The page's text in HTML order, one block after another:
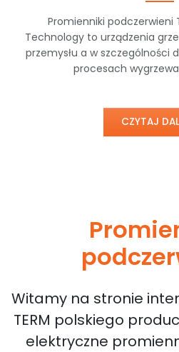
Promienniki podczerwieni
Technology to urządzenia
przemysłu a w szczególności
procesach
CZYTAJ
Witamy na stronie
TERM polskiego
elektryczne